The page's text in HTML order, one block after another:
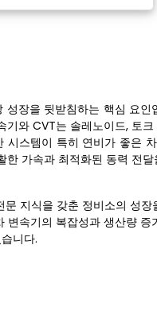
장을 뒷받침하는 핵심 요인
와 CVT는 솔레노이드, 토
스템이 특히 연비가 좋은
가속과 최적화된 동력 전
지식을 갖춘 정비소의 성장
속기의 복잡성과 생산량 증
니다.